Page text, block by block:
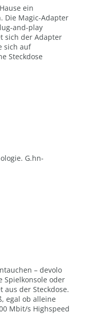
ein
Die Magic-Adapter
and-play
sich der Adapter
sich auf
Steckdose
G.hn-
– devolo
Spielkonsole oder
aus der Steckdose.
egal ob alleine
Mbit/s Highspeed